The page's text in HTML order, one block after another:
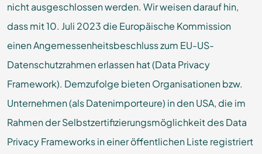
nicht ausgeschlossen werden. Wir weisen darauf hin,
dass mit 10. Juli 2023 die Europäische Kommission
einen Angemessenheitsbeschluss zum EU-US-
Datenschutzrahmen erlassen hat (Data Privacy
Framework). Demzufolge bieten Organisationen bzw.
Unternehmen (als Datenimporteure) in den USA, die im
Rahmen der Selbstzertifizierungsmöglichkeit des Data
Privacy Frameworks in einer öffentlichen Liste registriert